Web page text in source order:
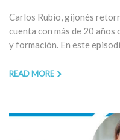
Carlos Rubio, gijonés
cuenta con más de 20 años
y formación. En este
READ MORE